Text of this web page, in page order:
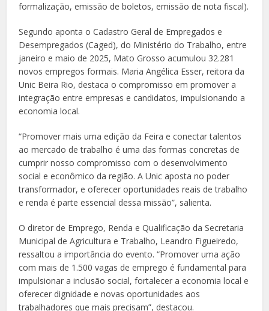
formalização, emissão de boletos, emissão de nota fiscal).
Segundo aponta o Cadastro Geral de Empregados e
Desempregados (Caged), do Ministério do Trabalho, entre
janeiro e maio de 2025, Mato Grosso acumulou 32.281
novos empregos formais. Maria Angélica Esser, reitora da
Unic Beira Rio, destaca o compromisso em promover a
integração entre empresas e candidatos, impulsionando a
economia local.
“Promover mais uma edição da Feira e conectar talentos
ao mercado de trabalho é uma das formas concretas de
cumprir nosso compromisso com o desenvolvimento
social e econômico da região. A Unic aposta no poder
transformador, e oferecer oportunidades reais de trabalho
e renda é parte essencial dessa missão”, salienta.
O diretor de Emprego, Renda e Qualificação da Secretaria
Municipal de Agricultura e Trabalho, Leandro Figueiredo,
ressaltou a importância do evento. “Promover uma ação
com mais de 1.500 vagas de emprego é fundamental para
impulsionar a inclusão social, fortalecer a economia local e
oferecer dignidade e novas oportunidades aos
trabalhadores que mais precisam”, destacou.